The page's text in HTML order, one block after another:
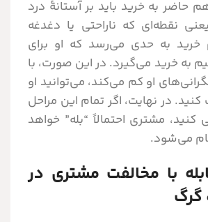
حاضر به خرید باید بر آستانۀ درد
نقطه‌ای که ناراحتی یا دغدغه
خرید به حدی می‌رسد که او برای
به خرید می‌گیرد. در این صورت، با
نگرانی‌های او کم می‌کند، می‌توانید او
کنید. در نهایت، اگر تمام این مراحل
مشتری احتمالاً “بله” خواهد
می‌شود.
با مخالفت مشتری در
گرگ